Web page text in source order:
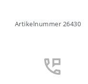
Artikelnummer 26430